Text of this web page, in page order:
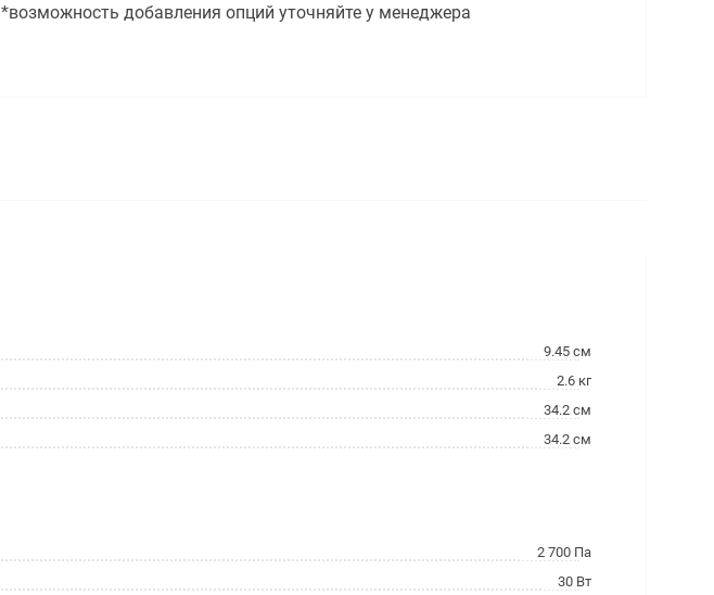
*возможность добавления опций уточняйте у менеджера
9.45 см
2.6 кг
34.2 см
34.2 см
2 700 Па
30 Вт